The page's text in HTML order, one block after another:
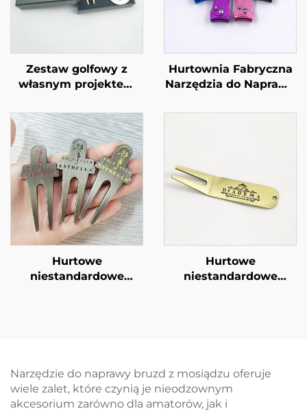
Zestaw golfowy z
własnym projektem
narzędziem do
naprawy trawy
znacznikiem piłki
Hurtownia Fabryczna
Narzędzia do Naprawy
Magnesem, Narzędzie
Logo i Znakowaniem
Piłki
Hurtowe
niestandardowe
personalizowanym
logo, narzędzie do
divotów z ​​stopu cynku
Hurtowe
niestandardowe
metalowe narzędzie
do naprawy divotów z
logiem
Narzędzie do naprawy bruzd z mosiądzu oferuje
wiele zalet, które czynią je nieodzownym
akcesorium zarówno dla amatorów, jak i